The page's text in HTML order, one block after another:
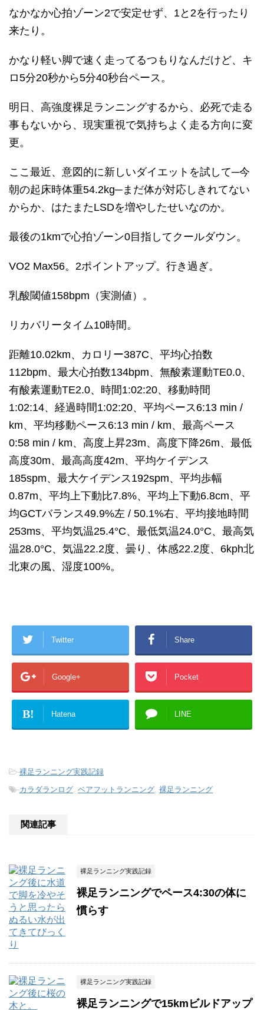
なかなか心拍ゾーン2で安定せず、1と2を行ったり
来たり。
かなり軽い脚で速く走ってるつもりなんだけど、キ
ロ5分20秒から5分40秒台ペース。
明日、高強度裸足ランニングするから、必死で走る
事もないから、現実重視で気持ちよく走る方向に変
更。
ここ最近、意図的に新しいダイエットを試して─今
朝の起床時体重54.2kg─まだ体が対応しきれてない
からか、はたまたLSDを増やしたせいなのか。
最後の1kmで心拍ゾーン0目指してクールダウン。
VO2 Max56。2ポイントアップ。行き過ぎ。
乳酸閾値158bpm（実測値）。
リカバリータイム10時間。
距離10.02km、カロリー387C、平均心拍数
112bpm、最大心拍数134bpm、無酸素運動TE0.0、
有酸素運動TE2.0、時間1:02:20、移動時間
1:02:14、経過時間1:02:20、平均ペース6:13 min /
km、平均移動ペース6:13 min / km、最高ペース
0:58 min / km、高度上昇23m、高度下降26m、最低
高度30m、最高高度42m、平均ケイデンス
185spm、最大ケイデンス192spm、平均歩幅
0.87m、平均上下動比7.8%、平均上下動6.8cm、平
均GCTバランス49.9%左 / 50.1%右、平均接地時間
253ms、平均気温25.4°C、最低気温24.0°C、最高気
温28.0°C、気温22.2度、曇り、体感22.2度、6kph北
北東の風、湿度100%。
Twitter Share
Google+ Pocket
B! Hatena LINE
-裸足ランニング実践記録
-カラダランログ, ベアフットランニング, 裸足ランニング
関連記事
裸足ランニング実践記録
裸足ランニングでペース4:30の体に
慣らす
裸足ランニング実践記録
裸足ランニングで15kmビルドアップ